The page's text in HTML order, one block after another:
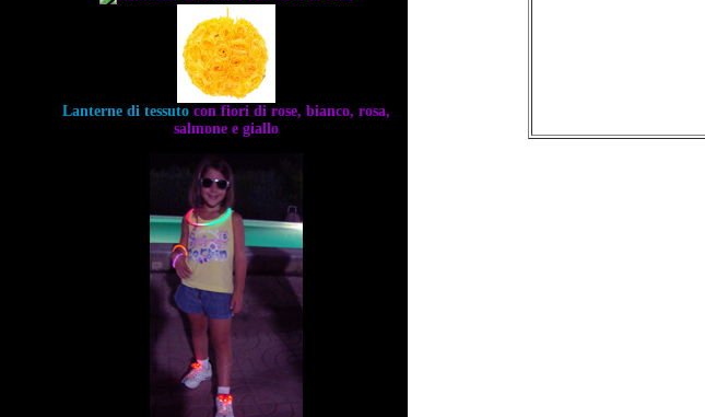
Lanterne di tessuto con fiori di rose, bianco, rosa,
salmone e giallo